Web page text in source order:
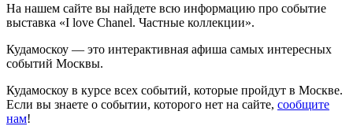
На нашем сайте вы найдете всю информацию про событие
выставка «I love Chanel. Частные коллекции».
Кудамоскоу — это интерактивная афиша самых интересных
событий Москвы.
Кудамоскоу в курсе всех событий, которые пройдут в Москве.
Если вы знаете о событии, которого нет на сайте, сообщите
нам!